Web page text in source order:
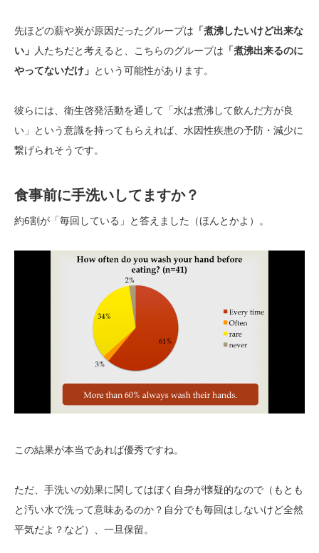
先ほどの薪や炭が原因だったグループは 「煮沸したいけど出来な
い」
人たちだと考えると、こちらのグループは 「煮沸出来るのに
やってないだけ」 という可能性があります。
彼らには、衛生啓発活動を通して「水は煮沸して飲んだ方が良
い」という意識を持ってもらえれば、水因性疾患の予防・減少に
繋げられそうです。
食事前に手洗いしてますか？
約6割が「毎回している」と答えました（ほんとかよ）。
この結果が本当であれば優秀ですね。
ただ、手洗いの効果に関してはぼく自身が懐疑的なので（もとも
と汚い水で洗って意味あるのか？自分でも毎回はしないけど全然
平気だよ？など）、一旦保留。